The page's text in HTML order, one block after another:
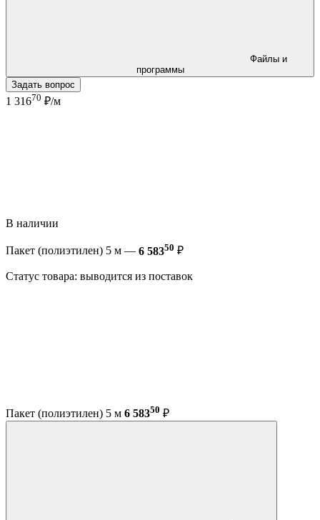
программы
Задать вопрос
1 31670 ₽/м
В наличии
Пакет (полиэтилен) 5 м — 6 58350 ₽
Статус товара: выводится из поставок
Пакет (полиэтилен) 5 м 6 58350 ₽